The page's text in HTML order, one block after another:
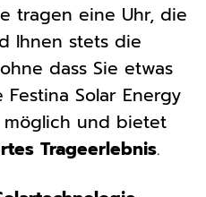
tragen eine Uhr, die
Ihnen stets die
dass Sie etwas
Solar Energy
und bietet
Trageerlebnis.